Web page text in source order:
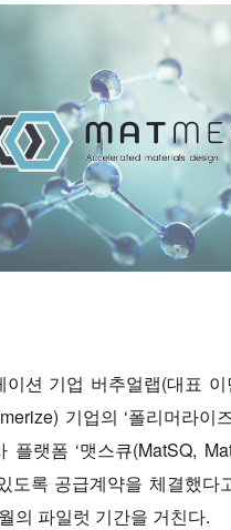
이션 기업 버추얼랩(대표
기업의 ‘폴리머라이
플랫폼 ‘맷스큐(MatSQ,
도록 공급계약을 체결했다
의 파일럿 기간을 거친다.